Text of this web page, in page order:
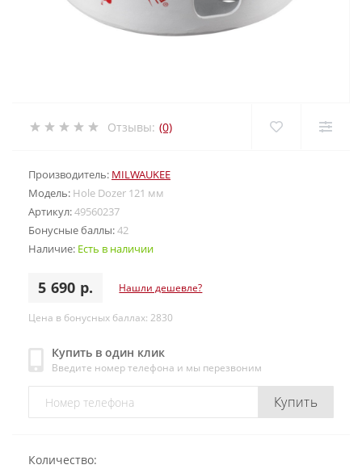
Отзывы: (0)
Производитель: MILWAUKEE
Модель: Hole Dozer 121 мм
Артикул:49560237
Бонусные баллы:42
Наличие: Есть в наличии
5 690 р. Нашли дешевле?
Цена в бонусных баллах: 2830
Купить в один клик
Введите номер телефона и мы перезвоним
Купить
Количество: